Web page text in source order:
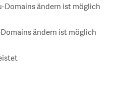
Domains ändern ist möglich
ändern ist möglich